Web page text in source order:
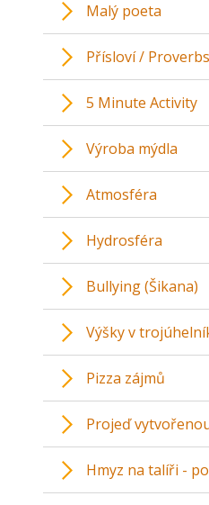
Malý poeta
Přísloví / Proverbs
5 Minute Activity
Výroba mýdla
Atmosféra
Hydrosféra
Bullying (Šikana)
Výšky v
Pizza zájmů
Projeď
Hmyz na talíři -